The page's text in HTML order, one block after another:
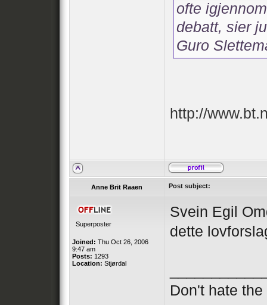
ofte
debatt, sier
Guro
http://
Anne Brit Raaen Post subject:
Superposter
Joined: Thu Oct 26, 2006
9:47 am
Posts: 1293
Location: Stjørdal
Svein Egil
dette
Don't hate